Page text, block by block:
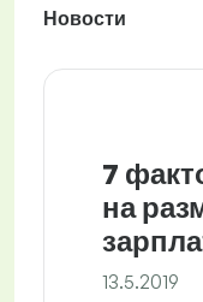
Новости
7
на
13.5.2019